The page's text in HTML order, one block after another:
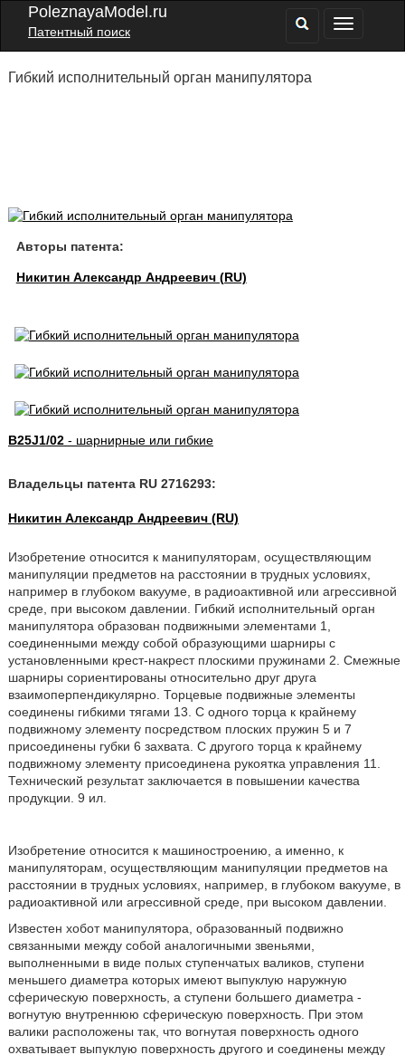
PoleznayaModel.ru
Патентный поиск
Гибкий исполнительный орган манипулятора
Авторы патента:
Никитин Александр Андреевич (RU)
B25J1/02- шарнирные или гибкие
Владельцы патента RU 2716293:
Никитин Александр Андреевич (RU)
Изобретение относится к манипуляторам, осуществляющим
манипуляции предметов на расстоянии в трудных условиях,
например в глубоком вакууме, в радиоактивной или агрессивной
среде, при высоком давлении. Гибкий исполнительный орган
манипулятора образован подвижными элементами 1,
соединенными между собой образующими шарниры с
установленными крест-накрест плоскими пружинами 2. Смежные
шарниры сориентированы относительно друг друга
взаимоперпендикулярно. Торцевые подвижные элементы
соединены гибкими тягами 13. С одного торца к крайнему
подвижному элементу посредством плоских пружин 5 и 7
присоединены губки 6 захвата. С другого торца к крайнему
подвижному элементу присоединена рукоятка управления 11.
Технический результат заключается в повышении качества
продукции. 9 ил.
Изобретение относится к машиностроению, а именно, к
манипуляторам, осуществляющим манипуляции предметов на
расстоянии в трудных условиях, например, в глубоком вакууме, в
радиоактивной или агрессивной среде, при высоком давлении.
Известен хобот манипулятора, образованный подвижно
связанными между собой аналогичными звеньями,
выполненными в виде полых ступенчатых валиков, ступени
меньшего диаметра которых имеют выпуклую наружную
сферическую поверхность, а ступени большего диаметра -
вогнутую внутреннюю сферическую поверхность. При этом
валики расположены так, что вогнутая поверхность одного
охватывает выпуклую поверхность другого и соединены между